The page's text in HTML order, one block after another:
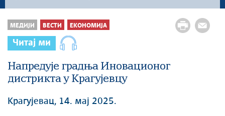
Влада Србије
Активности премијера
Активности потпредседника
Активности Владе
Косово и Метохија
Економија
МЕДИЈИ ВЕСТИ ЕКОНОМИЈА
Читај ми
Напредује градња Иновационог
дистрикта у Крагујевцу
Крагујевац, 14. мај 2025.